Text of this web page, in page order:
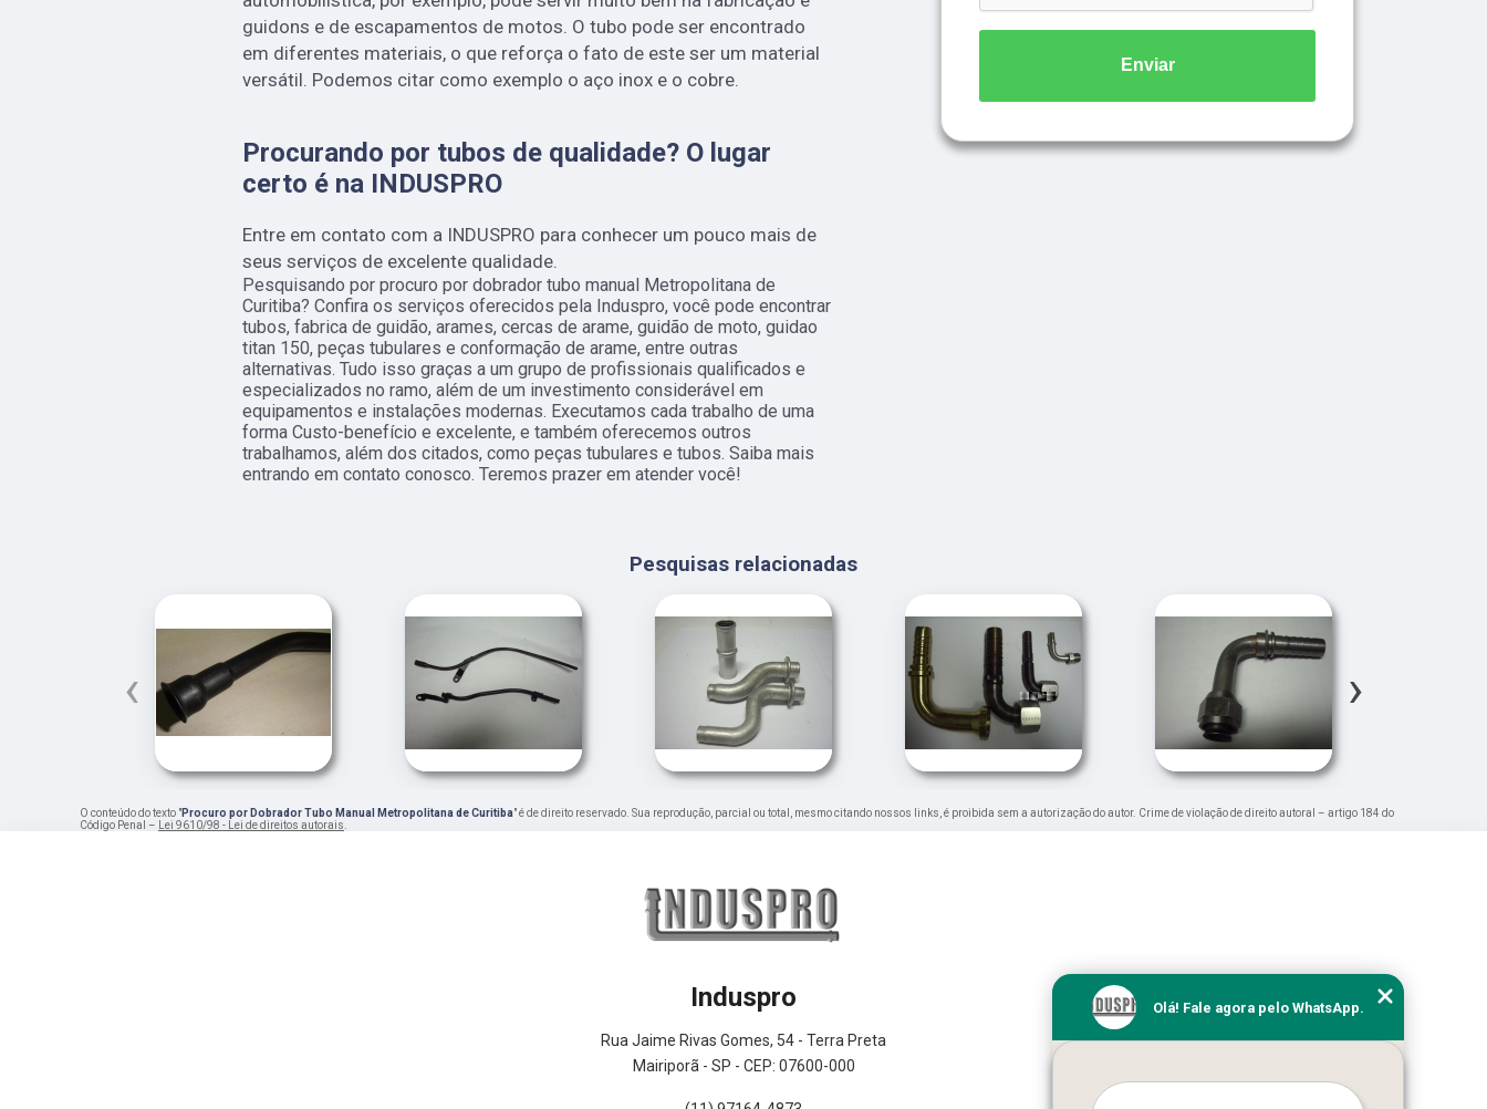
guidons e de escapamentos de motos. O tubo pode ser encontrado
em diferentes materiais, o que reforça o fato de este ser um material
versátil. Podemos citar como exemplo o aço inox e o cobre.
Procurando por tubos de qualidade? O lugar
certo é na INDUSPRO
Entre em contato com a INDUSPRO para conhecer um pouco mais de
seus serviços de excelente qualidade.
Pesquisando por procuro por dobrador tubo manual Metropolitana de
Curitiba? Confira os serviços oferecidos pela Induspro, você pode encontrar
tubos, fabrica de guidão, arames, cercas de arame, guidão de moto, guidao
titan 150, peças tubulares e conformação de arame, entre outras
alternativas. Tudo isso graças a um grupo de profissionais qualificados e
especializados no ramo, além de um investimento considerável em
equipamentos e instalações modernas. Executamos cada trabalho de uma
forma Custo-benefício e excelente, e também oferecemos outros
trabalhamos, além dos citados, como peças tubulares e tubos. Saiba mais
entrando em contato conosco. Teremos prazer em atender você!
Enviar
Pesquisas relacionadas
‹ ›
O conteúdo do texto "Procuro por Dobrador Tubo Manual Metropolitana de Curitiba" é de direito reservado. Sua reprodução, parcial ou total, mesmo citando nossos links, é proibida sem a autorização do autor. Crime de violação de direito autoral – artigo 184 do
Código Penal – Lei 9610/98 - Lei de direitos autorais.
Induspro
Rua Jaime Rivas Gomes, 54 - Terra Preta
Mairiporã - SP - CEP: 07600-000
Olá! Fale agora pelo WhatsApp.